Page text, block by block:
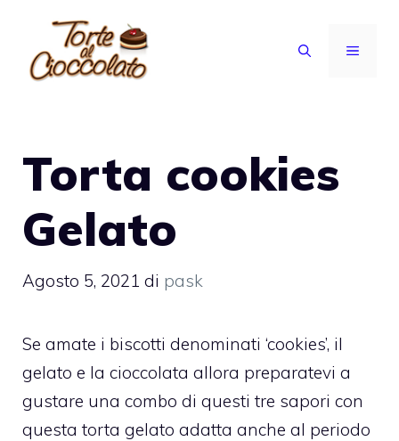
contenuto
MENU
Torta cookies
Gelato
Agosto 5, 2021 di pask
Se amate i biscotti denominati ‘cookies’, il
gelato e la cioccolata allora preparatevi a
gustare una combo di questi tre sapori con
questa torta gelato adatta anche al periodo